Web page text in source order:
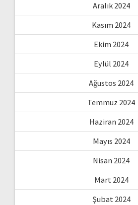
Aralık 2024
Kasım 2024
Ekim 2024
Eylül 2024
Ağustos 2024
Temmuz 2024
Haziran 2024
Mayıs 2024
Nisan 2024
Mart 2024
Şubat 2024